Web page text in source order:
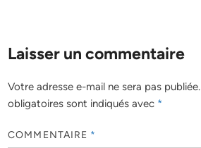
Laisser un commentaire
Votre adresse e-mail ne sera pas publiée.
obligatoires sont indiqués avec *
COMMENTAIRE *